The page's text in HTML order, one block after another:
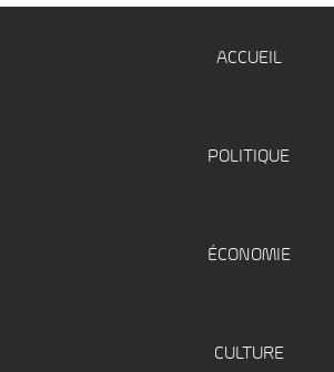
ACCUEIL
POLITIQUE
ÉCONOMIE
CULTURE